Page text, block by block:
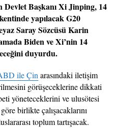
Devlet Başkanı Xi Jinping, 14
yapılacak G20
Saray Sözcüsü Karin
Biden ve Xi’nin 14
duyurdu.
ile Çin arasındaki iletişim
görüşeceklerine dikkati
yöneteceklerini ve ulusötesi
birlikte çalışacaklarını
toplum tartışacak.